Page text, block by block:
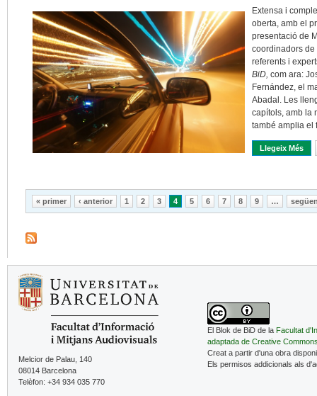
Extensa i
oberta, amb el
presentació de
coordinadors de
referents i
BiD, com ara:
Fernández, el
Abadal. Les
capítols, amb la
també amplia el
Llegeix Més
Pàgines
« primer ‹ anterior 1 2 3 4 5 6 7 8 9 …
Melcior de Palau, 140
08014 Barcelona
Telèfon: +34 934 035 770
El Blok de BiD de la Facultat
adaptada de Creative
Creat a partir d'una obra
Els permisos addicionals als